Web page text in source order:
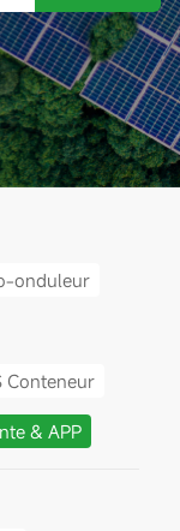
onduleur
Conteneur
& APP